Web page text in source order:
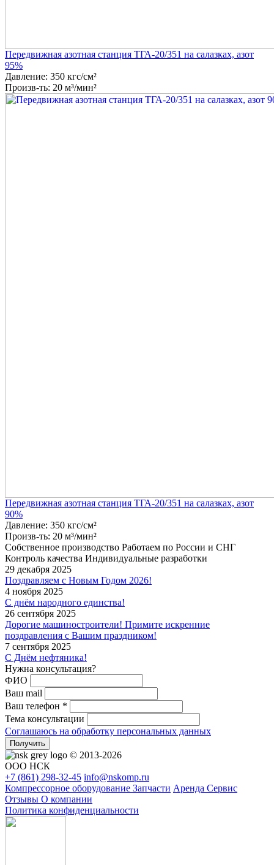
Передвижная азотная станция ТГА-20/351 на салазках, азот
95%
Давление: 350 кгс/см²
Произв-ть: 20 м³/мин²
Передвижная азотная станция ТГА-20/351 на салазках, азот
90%
Давление: 350 кгс/см²
Произв-ть: 20 м³/мин²
Собственное производство Работаем по России и СНГ
Контроль качества Индивидуальные разработки
29 декабря 2025
Поздравляем с Новым Годом 2026!
4 ноября 2025
С днём народного единства!
26 сентября 2025
Дорогие машиностроители! Примите искренние
поздравления с Вашим праздником!
7 сентября 2025
С Днём нефтяника!
Нужна консультация?
ФИО
Ваш mail
Ваш телефон *
Тема консультации
Соглашаюсь на обработку персональных данных
Получить
© 2013-2026
ООО НСК
+7 (861) 298-32-45 info@nskomp.ru
Компрессорное оборудование Запчасти Аренда Сервис
Отзывы О компании
Политика конфиденциальности